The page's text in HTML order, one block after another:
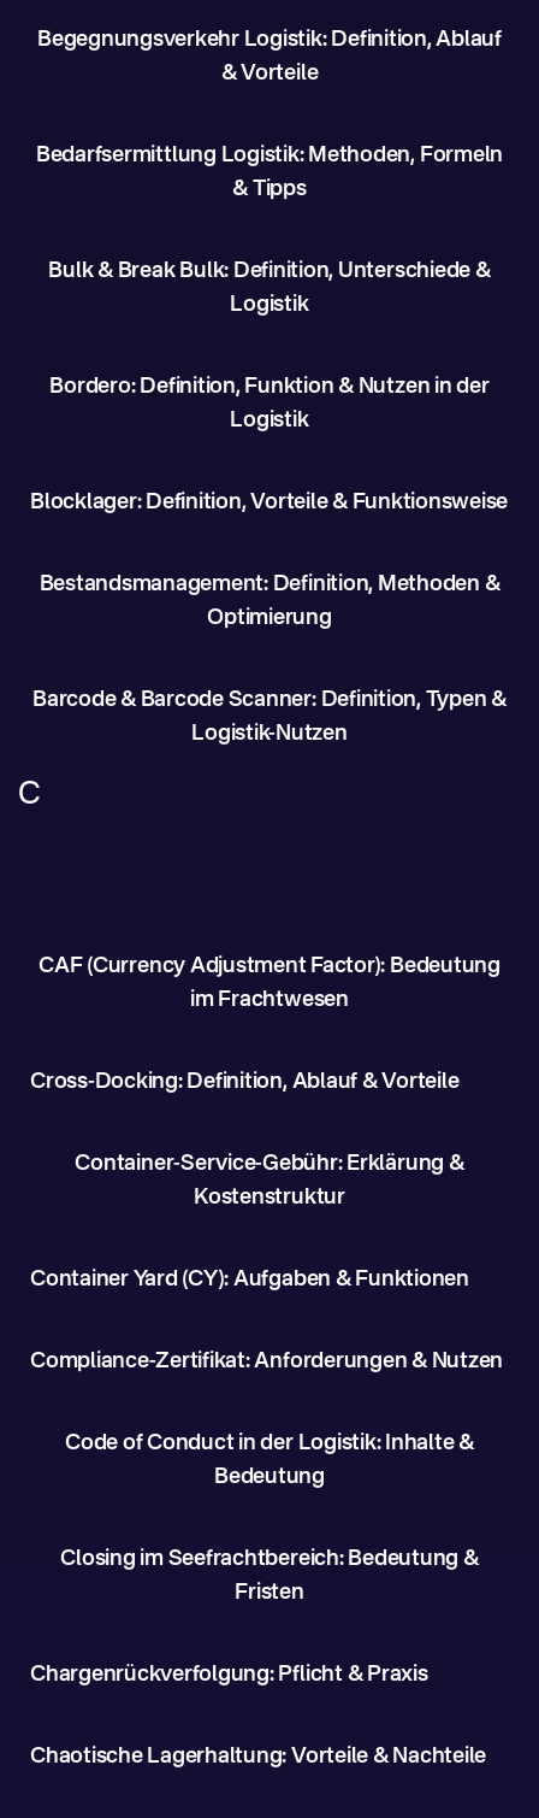
Begegnungsverkehr Logistik: Definition, Ablauf
& Vorteile
Bedarfsermittlung Logistik: Methoden, Formeln
& Tipps
Bulk & Break Bulk: Definition, Unterschiede &
Logistik
Bordero: Definition, Funktion & Nutzen in der
Logistik
Blocklager: Definition, Vorteile & Funktionsweise
Bestandsmanagement: Definition, Methoden &
Optimierung
Barcode & Barcode Scanner: Definition, Typen &
Logistik-Nutzen
C
CAF (Currency Adjustment Factor): Bedeutung
im Frachtwesen
Cross-Docking: Definition, Ablauf & Vorteile
Container-Service-Gebühr: Erklärung &
Kostenstruktur
Container Yard (CY): Aufgaben & Funktionen
Compliance-Zertifikat: Anforderungen & Nutzen
Code of Conduct in der Logistik: Inhalte &
Bedeutung
Closing im Seefrachtbereich: Bedeutung &
Fristen
Chargenrückverfolgung: Pflicht & Praxis
Chaotische Lagerhaltung: Vorteile & Nachteile